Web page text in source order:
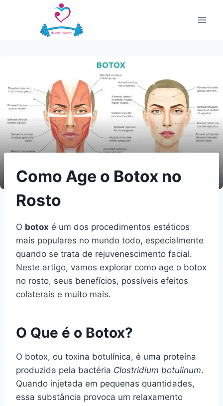
Como Age o Botox no
Rosto
O botox é um dos procedimentos estéticos
mais populares no mundo todo, especialmente
quando se trata de rejuvenescimento facial.
Neste artigo, vamos explorar como age o botox
no rosto, seus benefícios, possíveis efeitos
colaterais e muito mais.
O Que é o Botox?
O botox, ou toxina botulínica, é uma proteína
produzida pela bactéria Clostridium botulinum.
Quando injetada em pequenas quantidades,
essa substância provoca um relaxamento